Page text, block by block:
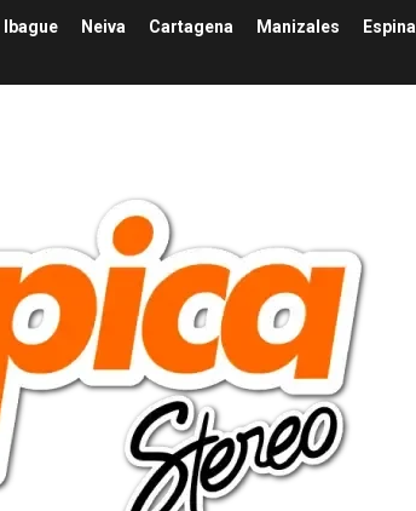
Ibague Neiva Cartagena Manizales
Espinal